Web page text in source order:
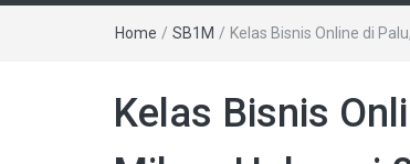
Home / SB1M / Kelas Bisnis Online di
Kelas Bisnis